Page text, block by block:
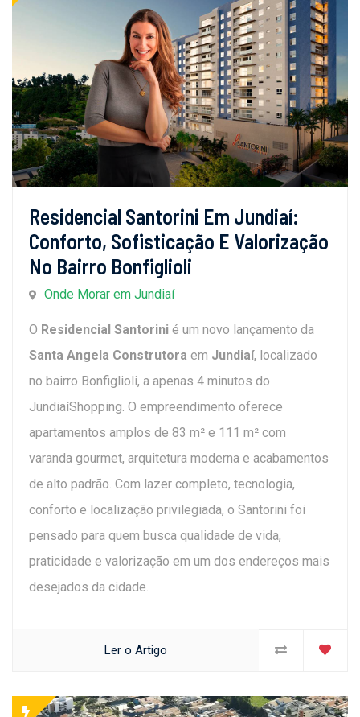
Residencial Santorini Em Jundiaí:
Conforto, Sofisticação E Valorização
No Bairro Bonfiglioli
Onde Morar em Jundiaí
O Residencial Santorini é um novo lançamento da
Santa Angela Construtora em Jundiaí, localizado
no bairro Bonfiglioli, a apenas 4 minutos do
JundiaíShopping. O empreendimento oferece
apartamentos amplos de 83 m² e 111 m² com
varanda gourmet, arquitetura moderna e acabamentos
de alto padrão. Com lazer completo, tecnologia,
conforto e localização privilegiada, o Santorini foi
pensado para quem busca qualidade de vida,
praticidade e valorização em um dos endereços mais
desejados da cidade.
Ler o Artigo